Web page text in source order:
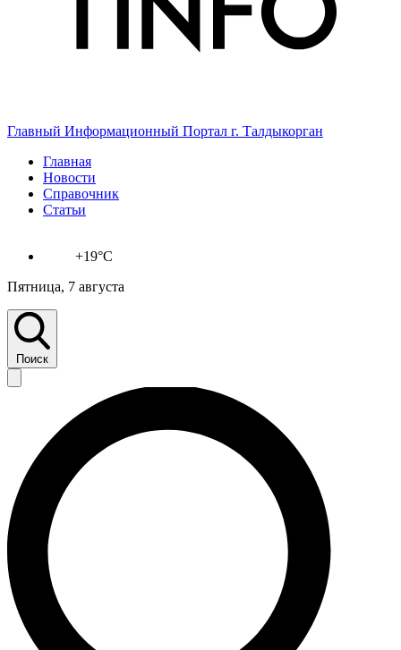
Главный Информационный Портал г. Талдыкорган
Главная
Новости
Справочник
Статьи
+19°C
Пятница, 7 августа
Поиск